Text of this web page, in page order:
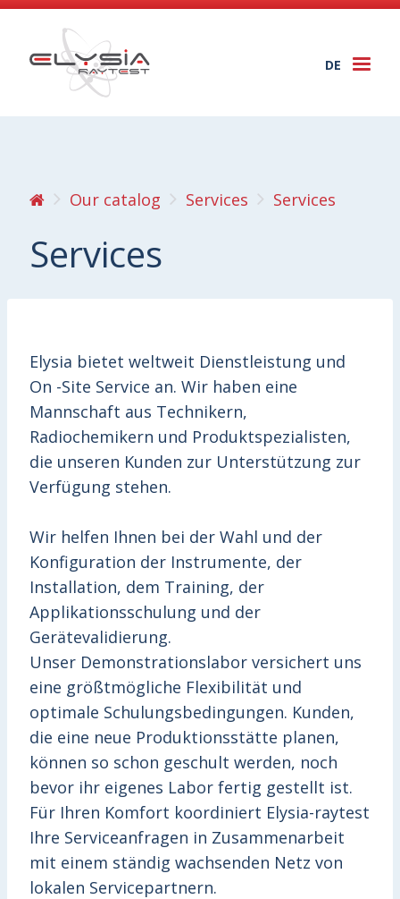
DE
Our catalog Services Services
Services
Elysia bietet weltweit Dienstleistung und
On -Site Service an. Wir haben eine
Mannschaft aus Technikern,
Radiochemikern und Produktspezialisten,
die unseren Kunden zur Unterstützung zur
Verfügung stehen.
Wir helfen Ihnen bei der Wahl und der
Konfiguration der Instrumente, der
Installation, dem Training, der
Applikationsschulung und der
Gerätevalidierung.
Unser Demonstrationslabor versichert uns
eine größtmögliche Flexibilität und
optimale Schulungsbedingungen. Kunden,
die eine neue Produktionsstätte planen,
können so schon geschult werden, noch
bevor ihr eigenes Labor fertig gestellt ist.
Für Ihren Komfort koordiniert Elysia-raytest
Ihre Serviceanfragen in Zusammenarbeit
mit einem ständig wachsenden Netz von
lokalen Servicepartnern.